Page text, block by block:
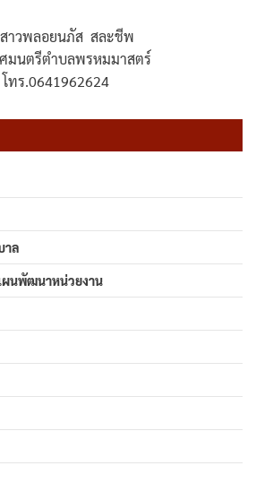
าวพลอยนภัส สละชีพ
มนตรีตำบลพรหมมาสตร์
โทร.0641962624
าล
นพัฒนาหน่วยงาน